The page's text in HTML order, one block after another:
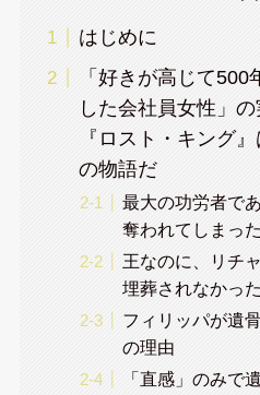
はじめに
「好きが高じて
した会社員女性」
『ロスト・キング
の物語だ
最大の功労者で
奪われてしまった
王なのに、リチ
埋葬されなかっ
フィリッパが遺
の理由
「直感」のみで